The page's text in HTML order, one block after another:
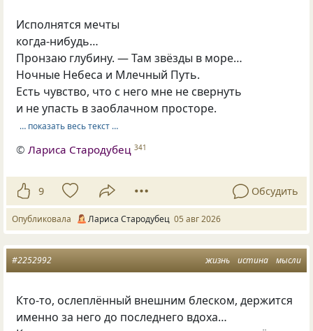
Исполнятся мечты
когда-нибудь…
Пронзаю глубину. — Там звёзды в море…
Ночные Небеса и Млечный Путь.
Есть чувство, что с него мне не свернуть
и не упасть в заоблачном просторе.
… показать весь текст …
©Лариса Стародубец 341
9 Обсудить
Опубликовала Лариса Стародубец 05 авг 2026
жизнь истина мысли
#2252992
Кто-то, ослеплённый внешним блеском, держится
именно за него до последнего вдоха…